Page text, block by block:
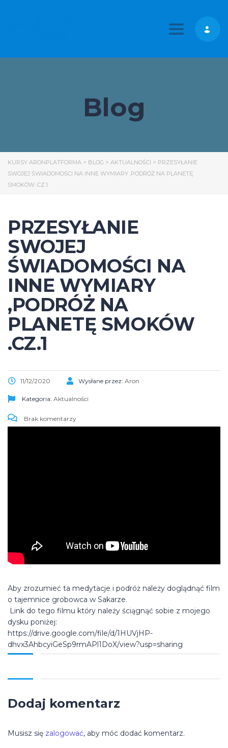
Toggle
Blog
KURSY ARONPLATFORMA > BLOG > AKTUALNOŚCI > PRZESYŁANIE
SWOJEJ ŚWIADOMOŚCI NA INNE WYMIARY ,PODRÓŻ NA PLANETĘ
SMOKÓW .CZ.1
PRZESYŁANIE
SWOJEJ
ŚWIADOMOŚCI NA
INNE WYMIARY
,PODRÓŻ NA
PLANETĘ SMOKÓW
.CZ.1
11/12/2020 Wysłane przez: Aron
Kategoria: Aktualności
Brak komentarzy
Aby zrozumieć ta medytacje i podróż należy doglądnąć film
o tajemnice grobowca w Sakarze.
Link do tego filmu który należy ściągnąć sobie z mojego
dysku poniżej:
https://drive.google.com/file/d/1HUVjHP-
dhvx3AhbcyiGeSp9rmAPl1DoX/view?usp=sharing
Dodaj komentarz
Musisz się zalogować, aby móc dodać komentarz.